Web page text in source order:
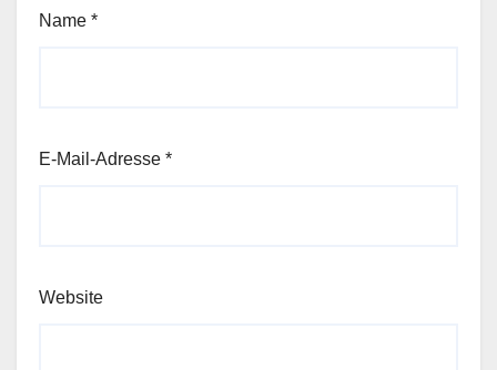
Name *
E-Mail-Adresse *
Website